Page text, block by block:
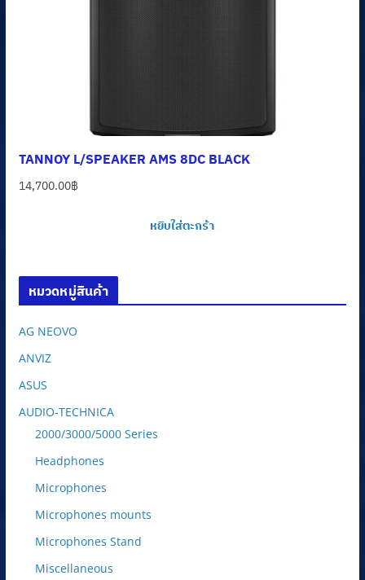
TANNOY L/SPEAKER AMS 8DC BLACK
14,700.00฿
หยิบใส่ตะกร้า
หมวดหมู่สินค้า
AG NEOVO
ANVIZ
ASUS
AUDIO-TECHNICA
2000/3000/5000 Series
Headphones
Microphones
Microphones mounts
Microphones Stand
Miscellaneous